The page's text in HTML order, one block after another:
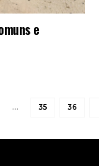
e
… 35 36